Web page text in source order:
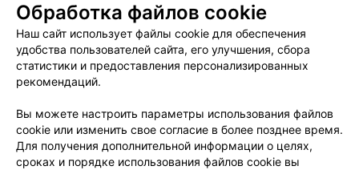
Вакансии
Публичный договор
Способы оплаты
Публичный договор по использованию сервиса
«Афиша»
Пользовательское соглашение
Связаться по вопросам сотрудничества
Написать руководителю relax.by
Персональные настройки cookie
Обработка файлов cookie
Наш сайт использует файлы cookie для обеспечения
удобства пользователей сайта, его улучшения, сбора
статистики и предоставления персонализированных
рекомендаций.
Вы можете настроить параметры использования файлов
cookie или изменить свое согласие в более позднее время.
Для получения дополнительной информации о целях,
сроках и порядке использования файлов cookie вы